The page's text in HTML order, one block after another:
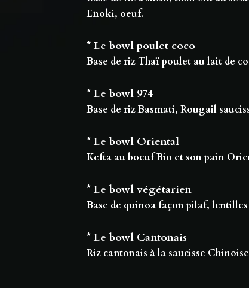
Enoki, oeuf.
* Le bowl poulet coco
Base de riz Thaï poulet au lait de
* Le bowl 974
Base de riz Basmati, Rougail
* Le bowl Oriental
Kefta au boeuf Bio et son pain
* Le bowl végétarien
Base de quinoa façon pilaf,
* Le bowl Cantonais
Riz cantonais à la saucisse